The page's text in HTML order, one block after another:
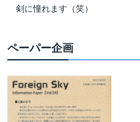
剣に憧れます（笑）
ペーパー企画